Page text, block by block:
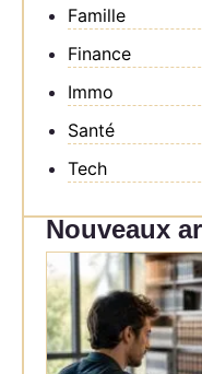
Famille
Finance
Immo
Santé
Tech
Nouveaux